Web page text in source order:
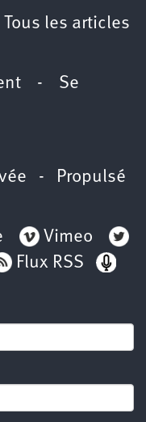
Tous les articles
- Se
- Propulsé
Vimeo
Flux RSS